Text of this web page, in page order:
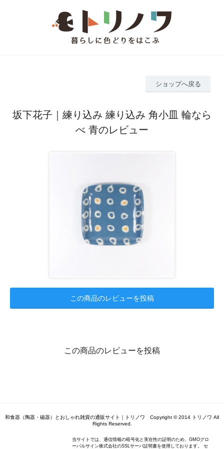
ショップへ戻る
坂下花子｜練り込み 練り込み 角小皿 輪なら
べ 青のレビュー
この商品のレビューを投稿
この商品のレビューを投稿
和食器（陶器・磁器）とおしゃれ雑貨の通販サイト｜トリノワ Copyright © 2014 トリノワ All
Rights Reserved.
当サイトでは、通信情報の暗号化と実在性の証明のため、GMOグロ
ーバルサイン株式会社のSSLサーバ証明書を使用しております。 セ